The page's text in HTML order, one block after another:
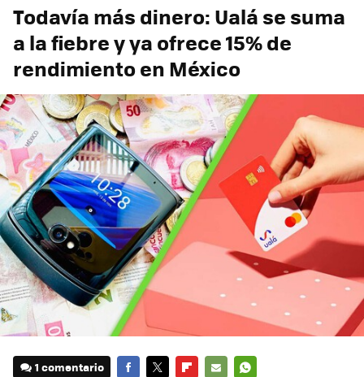
Todavía más dinero: Ualá se suma
a la fiebre y ya ofrece 15% de
rendimiento en México
1 comentario